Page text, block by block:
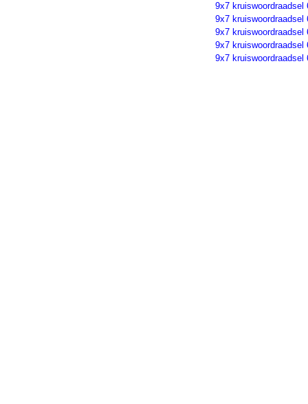
9x7 kruiswoordraadsel
9x7 kruiswoordraadsel
9x7 kruiswoordraadsel
9x7 kruiswoordraadsel
9x7 kruiswoordraadsel